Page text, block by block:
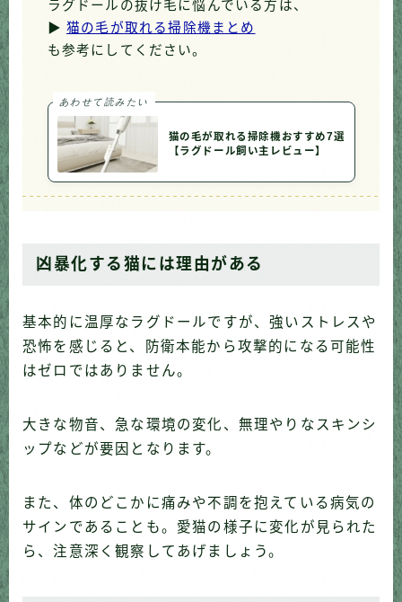
ラグドールの抜け毛に悩んでいる方は、
▶ 猫の毛が取れる掃除機まとめ
も参考にしてください。
あわせて読みたい
猫の毛が取れる掃除機おすすめ7選
【ラグドール飼い主レビュー】
凶暴化する猫には理由がある
基本的に温厚なラグドールですが、強いストレスや
恐怖を感じると、防衛本能から攻撃的になる可能性
はゼロではありません。
大きな物音、急な環境の変化、無理やりなスキンシ
ップなどが要因となります。
また、体のどこかに痛みや不調を抱えている病気の
サインであることも。愛猫の様子に変化が見られた
ら、注意深く観察してあげましょう。